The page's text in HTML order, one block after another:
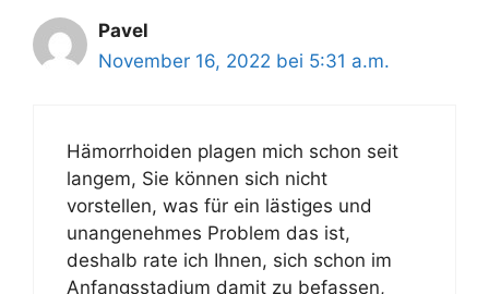
Pavel
November 16, 2022 bei 5:31 a.m.
Hämorrhoiden plagen mich schon seit
langem, Sie können sich nicht
vorstellen, was für ein lästiges und
unangenehmes Problem das ist,
deshalb rate ich Ihnen, sich schon im
Anfangsstadium damit zu befassen,